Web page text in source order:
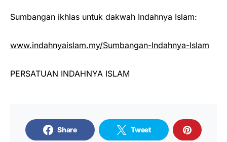
Sumbangan ikhlas untuk dakwah Indahnya Islam:
www.indahnyaislam.my/Sumbangan-Indahnya-Islam
PERSATUAN INDAHNYA ISLAM
Share Tweet